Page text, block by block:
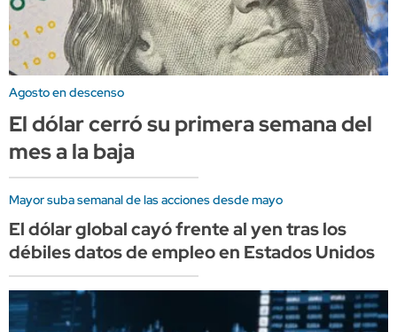
Agosto en descenso
El dólar cerró su primera semana del
mes a la baja
Mayor suba semanal de las acciones desde mayo
El dólar global cayó frente al yen tras los
débiles datos de empleo en Estados Unidos